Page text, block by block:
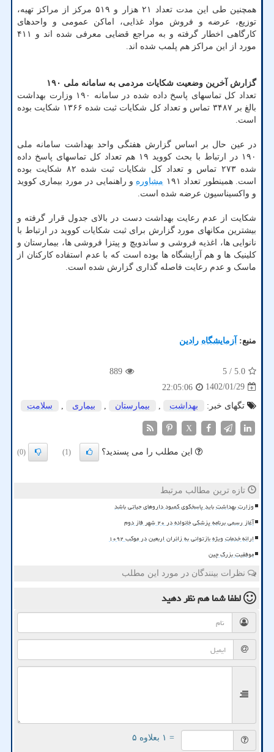
همچنین طی این مدت تعداد ۲۱ هزار و ۵۱۹ مرکز از مراکز تهیه،
توزیع، عرضه و فروش مواد غذایی، اماکن عمومی و واحدهای
کارگاهی اخطار گرفته و به مراجع قضایی معرفی شده اند و ۴۱۱
مورد از این مراکز هم پلمب شده اند.
گزارش آخرین وضعیت شکایات مردمی به سامانه ملی ۱۹۰
تعداد کل تماسهای پاسخ داده شده در سامانه ۱۹۰ وزارت بهداشت
بالغ بر ۳۴۸۷ تماس و تعداد کل شکایات ثبت شده ۱۳۶۶ شکایت بوده
است.
در عین حال بر اساس گزارش هفتگی واحد بهداشت سامانه ملی
۱۹۰ در ارتباط با بحث کووید ۱۹ هم تعداد کل تماسهای پاسخ داده
شده ۲۷۳ تماس و تعداد کل شکایات ثبت شده ۸۲ شکایت بوده
است. همینطور تعداد ۱۹۱
مشاوره و راهنمایی در مورد بیماری کووید
و واکسیناسیون عرضه شده است.
شکایت از عدم رعایت بهداشت دست در بالای جدول قرار گرفته و
بیشترین مکانهای مورد گزارش برای ثبت شکایات کووید در ارتباط با
نانوایی ها، اغذیه فروشی و ساندویچ و پیتزا فروشی ها، بیمارستان و
کلینیک ها و هم آرایشگاه ها بوده است که با عدم استفاده کارکنان از
ماسک و عدم رعایت فاصله گذاری گزارش شده است.
منبع: آزمایشگاه رادین
5.0
/ 5
889
1402/01/29
22:05:06
تگهای خبر:
بهداشت , بیمارستان , بیماری , سلامت
X
این مطلب را می پسندید؟ (1)
(0)
تازه ترین مطالب مرتبط
وزارت بهداشت باید پاسخگوی کمبود داروهای حیاتی باشد
آغاز رسمی برنامه پزشکی خانواده در ۲۰ شهر فاز دوم
ارائه خدمات ویژه بازتوانی به زائران اربعین در موکب ۱۰۹۲
موفقیت بزرگ چین
نظرات بینندگان در مورد این مطلب
لطفا شما همنظر دهید
= ۱ بعلاوه ۵